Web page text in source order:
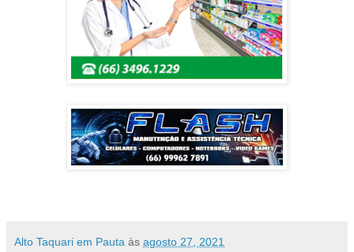
Alto Taquari em Pauta às agosto 27, 2021